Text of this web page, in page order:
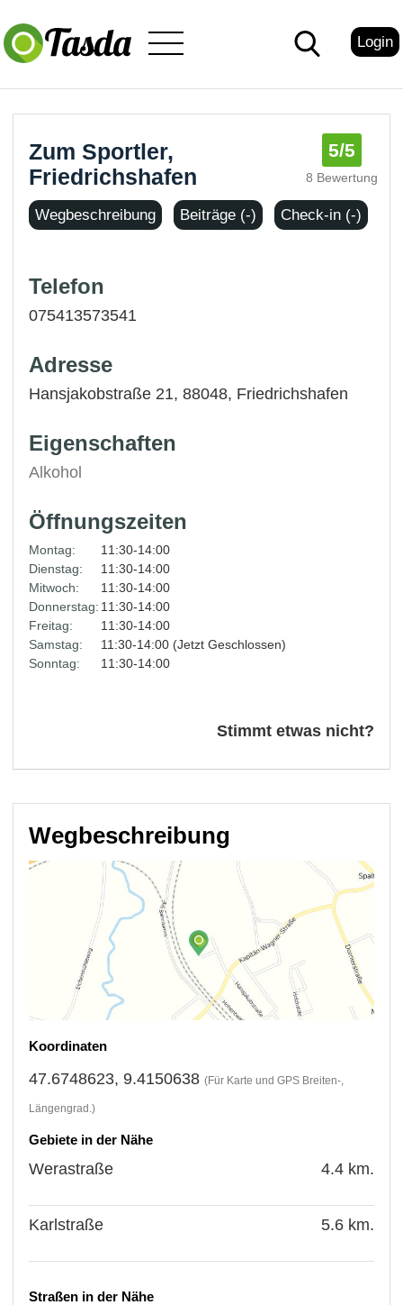
Login
Zum Sportler,
Friedrichshafen
5/5
8 Bewertung
Wegbeschreibung Beiträge (-) Check-in (-)
Telefon
075413573541
Adresse
Hansjakobstraße 21, 88048, Friedrichshafen
Eigenschaften
Alkohol
Öffnungszeiten
Montag:
11:30-14:00
Dienstag:
11:30-14:00
Mitwoch:
11:30-14:00
Donnerstag: 11:30-14:00
Freitag:
11:30-14:00
Samstag:
11:30-14:00 (Jetzt Geschlossen)
Sonntag:
11:30-14:00
Stimmt etwas nicht?
Wegbeschreibung
Koordinaten
47.6748623, 9.4150638 (Für Karte und GPS Breiten-,
Längengrad.)
Gebiete in der Nähe
Werastraße 4.4 km.
Karlstraße 5.6 km.
Straßen in der Nähe